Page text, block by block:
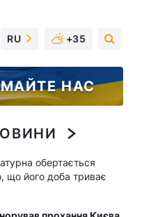
RU +35
НАС
обертається
що його доба триває